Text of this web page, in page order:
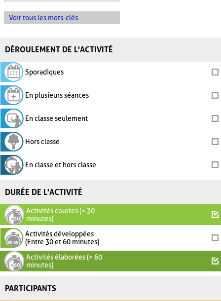
Voir tous les mots-clés
DÉROULEMENT DE L'ACTIVITÉ
Sporadiques
En plusieurs séances
En classe seulement
Hors classe
En classe et hors classe
DURÉE DE L'ACTIVITÉ
Activités courtes (< 30
minutes)
Activités développées
(Entre 30 et 60 minutes)
Activités élaborées (> 60
minutes)
PARTICIPANTS